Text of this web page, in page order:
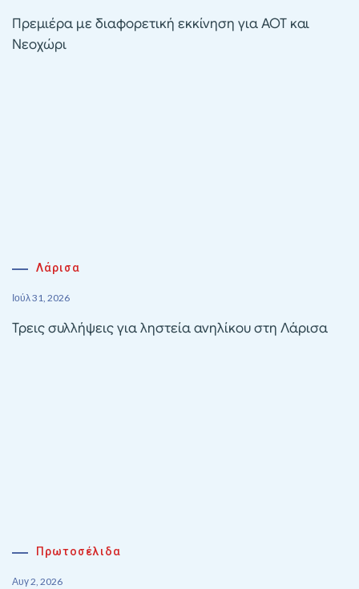
Πρεμιέρα με διαφορετική εκκίνηση για ΑΟΤ και
Νεοχώρι
Λάρισα
Ιούλ 31, 2026
Τρεις συλλήψεις για ληστεία ανηλίκου στη Λάρισα
Πρωτοσέλιδα
Αυγ 2, 2026